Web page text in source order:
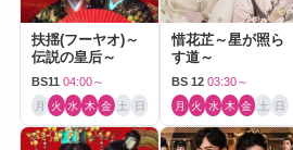
扶揺(フーヤオ)～
伝説の皇后～
BS11 04:00～
月 火 水 木 金 土 日
惜花芷～星が照ら
す道～
BS 12 03:30～
月 火 水 木 金 土 日